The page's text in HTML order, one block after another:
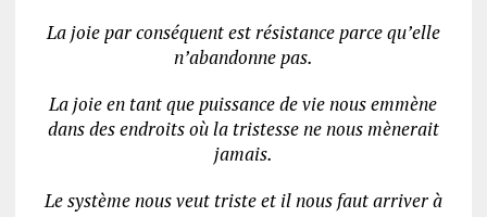
La joie par conséquent est résistance parce qu’elle
n’abandonne pas.
La joie en tant que puissance de vie nous emmène
dans des endroits où la tristesse ne nous mènerait
jamais.
Le système nous veut triste et il nous faut arriver à